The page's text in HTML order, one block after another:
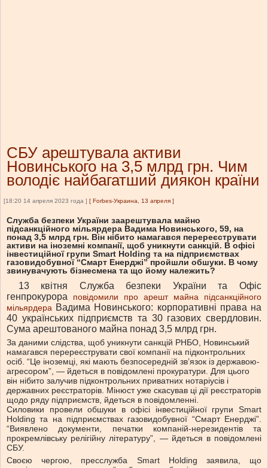
СБУ арештувала активи
Новинського на 3,5 млрд грн. Чим
володіє найбагатший диякон країни
[18:20 14 апреля 2023 года ] [ Forbes-Украина, 13 апреля ]
Служба безпеки України заарештувала майно
підсанкційного мільярдера Вадима Новинського, 59, на
понад 3,5 млрд грн. Він нібито намагався перереєструвати
активи на іноземні компанії, щоб уникнути санкцій. В офісі
інвестиційної групи Smart Holding та на підприємствах
газовидобувної “Смарт Енерджі” пройшли обшуки. В чому
звинувачують бізнесмена та що йому належить?
13 квітня Служба безпеки України та Офіс
генпрокурора повідомили про арешт майна підсанкційного
мільярдера Вадима Новинського: корпоративні права на
40 українських підприємств та 30 газових свердловин.
Сума арештованого майна понад 3,5 млрд грн.
За даними слідства, щоб уникнути санкцій РНБО, Новинський
намагався перереєструвати свої компанії на підконтрольних
осіб. “Це іноземці, які мають безпосередній зв’язок із державою-
агресором”, — йдеться в повідомлені прокуратури. Для цього
він нібито залучив підконтрольних приватних нотаріусів і
державних реєстраторів. Мінюст уже скасував ці дії реєстраторів
щодо ряду підприємств, йдеться в повідомленні.
Силовики провели обшуки в офісі інвестиційної групи Smart
Holding та на підприємствах газовидобувної “Смарт Енерджі”.
“Виявлено документи, печатки компаній-нерезидентів та
прокремлівську релігійну літературу”, — йдеться в повідомлені
СБУ.
Своєю чергою, пресслужба Smart Holding заявила, що